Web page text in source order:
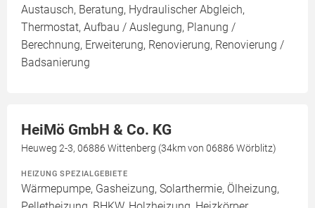
Austausch, Beratung, Hydraulischer Abgleich,
Thermostat, Aufbau / Auslegung, Planung /
Berechnung, Erweiterung, Renovierung, Renovierung /
Badsanierung
HeiMö GmbH & Co. KG
Heuweg 2-3, 06886 Wittenberg (34km von 06886 Wörblitz)
HEIZUNG SPEZIALGEBIETE
Wärmepumpe, Gasheizung, Solarthermie, Ölheizung,